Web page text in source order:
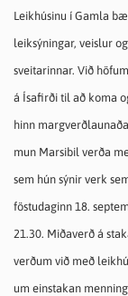
Leikhúsinu í Gamla
leiksýningar, veislur
sveitarinnar. Við
á Ísafirði til að koma
hinn
mun Marsibil verða
sem hún sýnir verk
föstudaginn 18.
21.30. Miðaverð á
verðum við með
um einstakan